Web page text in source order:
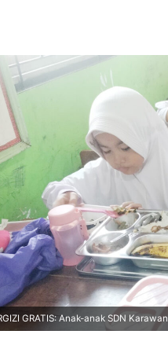
GRATIS: Anak-anak SDN